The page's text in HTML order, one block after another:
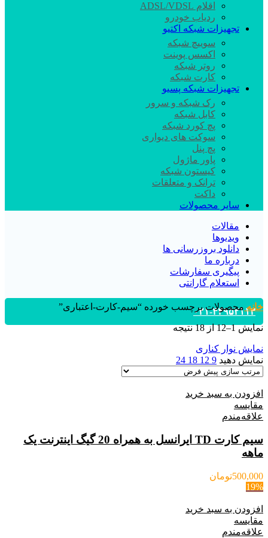
اقلام ADSL/VDSL
ردیاب خودرو
تجهیزات شبکه اکتیو
سوییچ شبکه
اکسس پوینت
روتر شبکه
کارت شبکه
تجهیزات شبکه پسیو
رک شبکه و سرور
کابل شبکه
پچ کورد شبکه
سوکت های دیواری
پچ پنل
پاور ماژول
کیستون شبکه
ترانک و متعلقات
داکت
سایر محصولات
مقالات
ویدیوها
دانلود بروزرسانی ها
درباره ما
پیگیری سفارشات
استعلام گارانتی
۰۲۱-۴۴۹۵۲۱۱۳خانه محصولات برچسب خورده “سیم-کارت-اعتباری”
نمایش 1–12 از 18 نتیجه
نمایش نوار کناری
نمایش دهید 9
12
18
24
افزودن به سبد خرید
مقایسه
علاقه‌مندم
سیم کارت TD ایرانسل به همراه 20 گیگ اینترنت یک
ماهه
500,000تومان
19%
افزودن به سبد خرید
مقایسه
علاقه‌مندم